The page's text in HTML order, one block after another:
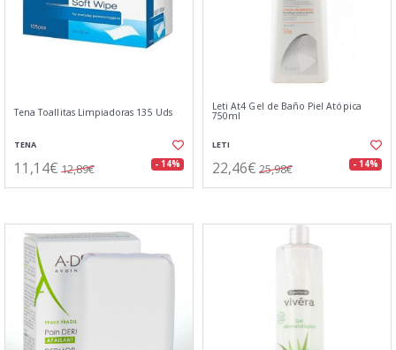
Tena Toallitas Limpiadoras 135 Uds
TENA
11,14€ 12,89€ - 14%
Leti At4 Gel de Baño Piel Atópica
750ml
LETI
22,46€ 25,98€ - 14%